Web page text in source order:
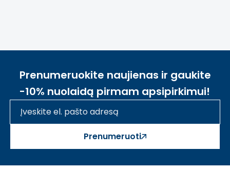
Prenumeruokite naujienas ir gaukite
-10% nuolaidą pirmam apsipirkimui!
Prenumeruoti